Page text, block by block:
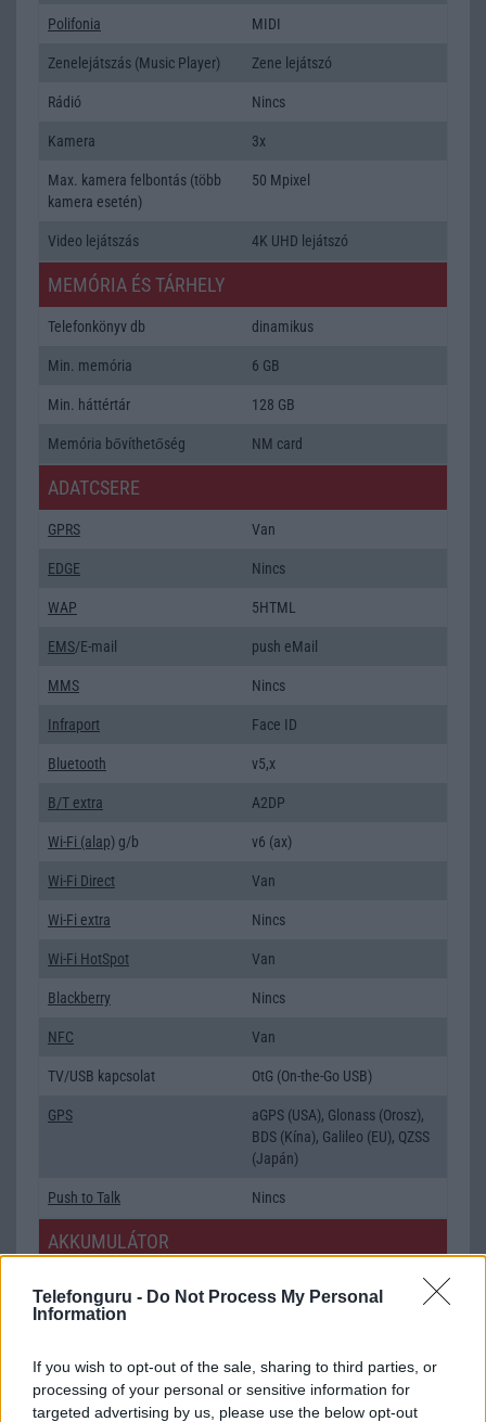
Telefonguru - Do Not Process My Personal
Information
If you wish to opt-out of the sale, sharing to third parties, or
processing of your personal or sensitive information for
targeted advertising by us, please use the below opt-out
Polifonia MIDI
Zenelejátszás (Music Player) Zene lejátszó
Rádió Nincs
Kamera 3x
Max. kamera felbontás (több
kamera esetén)
50 Mpixel
Video lejátszás 4K UHD lejátszó
MEMÓRIA ÉS TÁRHELY
Telefonkönyv db dinamikus
Min. memória 6 GB
Min. háttértár 128 GB
Memória bővíthetőség NM card
ADATCSERE
GPRS Van
EDGE Nincs
WAP 5HTML
EMS/E-mail push eMail
MMS Nincs
Infraport Face ID
Bluetooth v5,x
B/T extra A2DP
Wi-Fi (alap) g/b v6 (ax)
Wi-Fi Direct Van
Wi-Fi extra Nincs
Wi-Fi HotSpot Van
Blackberry Nincs
NFC Van
TV/USB kapcsolat OtG (On-the-Go USB)
GPS
aGPS (USA), Glonass (Orosz),
BDS (Kína), Galileo (EU), QZSS
(Japán)
Push to Talk Nincs
AKKUMULÁTOR
Készenléti idő h /
Beszélgetési idő h /
Gyorstöltés
Gyorstöltésre alkalmas